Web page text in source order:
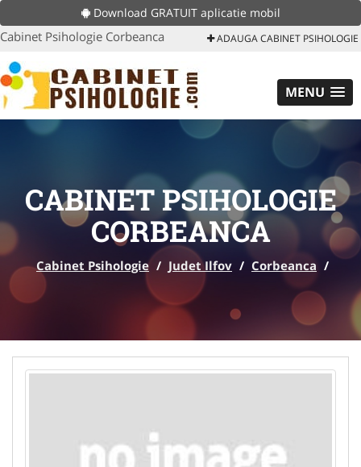
Download GRATUIT aplicatie mobil
Cabinet Psihologie Corbeanca ADAUGA CABINET PSIHOLOGIE
MENU
CABINET PSIHOLOGIE
CORBEANCA
Cabinet Psihologie / Judet Ilfov / Corbeanca /